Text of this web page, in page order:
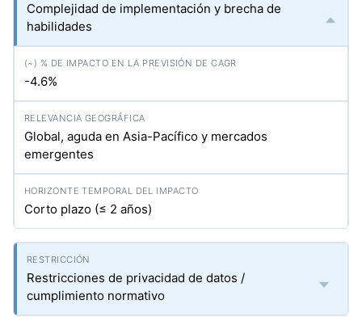
Complejidad de implementación y brecha de
habilidades
-4.6%
Global, aguda en Asia-Pacífico y mercados
emergentes
Corto plazo (≤ 2 años)
Restricciones de privacidad de datos /
cumplimiento normativo